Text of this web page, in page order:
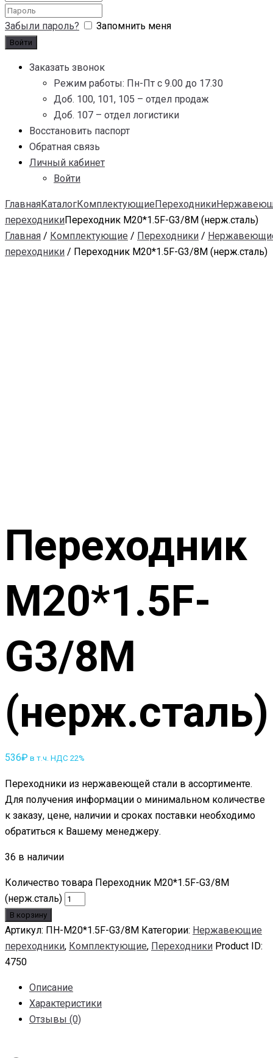
Забыли пароль? Запомнить меня
Заказать звонок
Режим работы: Пн-Пт с 9.00 до 17.30
Доб. 100, 101, 105 – отдел продаж
Доб. 107 – отдел логистики
Восстановить паспорт
Обратная связь
Личный кабинет
Войти
ГлавнаяКаталогКомплектующиеПереходники
переходникиПереходник M20*1.5F-G3/8M (нерж.сталь)
Главная / Комплектующие / Переходники /
переходники / Переходник M20*1.5F-G3/8M (нерж.сталь)
Переходник
M20*1.5F-
G3/8M
(нерж.сталь)
536₽ в т.ч. НДС 22%
Переходники из нержавеющей стали в ассортименте.
Для получения информации о минимальном количестве
к заказу, цене, наличии и сроках поставки необходимо
обратиться к Вашему менеджеру.
36 в наличии
Количество товара Переходник M20*1.5F-G3/8M
(нерж.сталь)
В корзину
Артикул: ПН-M20*1.5F-G3/8M Категории: Нержавеющие
переходники, Комплектующие, Переходники Product ID:
4750
Описание
Характеристики
Отзывы (0)